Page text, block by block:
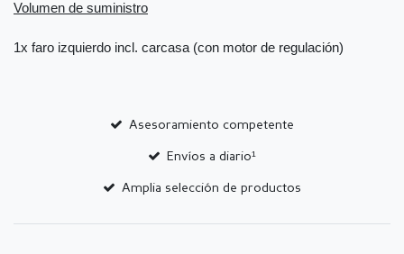
Volumen de suministro
1x faro izquierdo incl. carcasa (con motor de regulación)
Asesoramiento competente
Envíos a diario¹
Amplia selección de productos